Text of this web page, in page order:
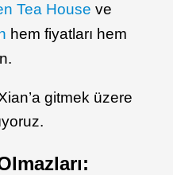
Tea House ve
hem fiyatları hem
gitmek üzere